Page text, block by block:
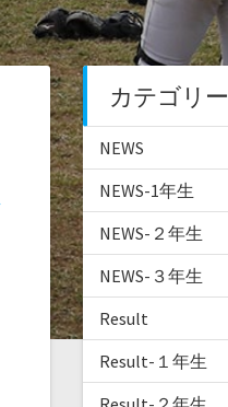
カテゴリー
NEWS
NEWS-1年生
NEWS-２年生
NEWS-３年生
Result
Result-１年生